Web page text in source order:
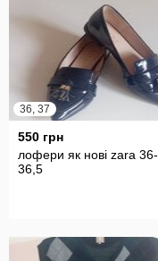
36, 37
550 грн
лофери як нові zara 36-
36,5